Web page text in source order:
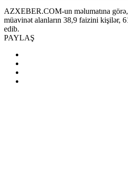
AZXEBER.COM-un məlumatına görə,
müavinət alanların 38,9 faizini kişilər,
edib.
PAYLAŞ